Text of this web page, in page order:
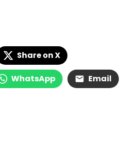
Share on X
WhatsApp Email